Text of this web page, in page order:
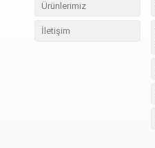
Ürünlerimiz
İletişim